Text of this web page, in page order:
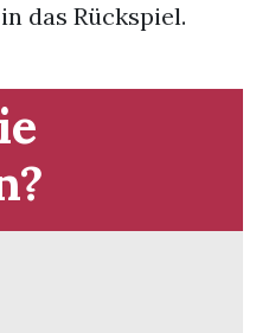
das Rückspiel.